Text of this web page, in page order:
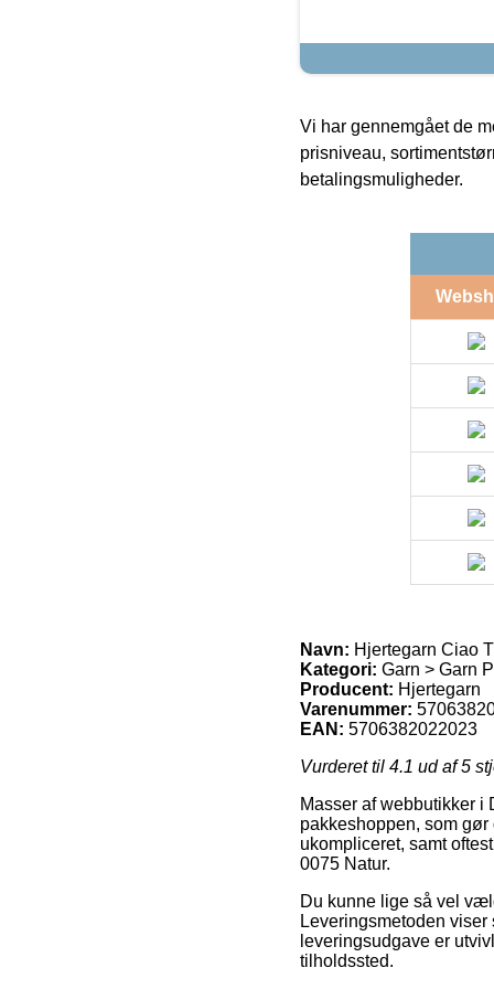
Vi har gennemgået de
prisniveau,
betalingsmuligheder.
Navn: Hjertegarn Ciao
Kategori: Garn > Garn
Producent: Hjertegarn
Varenummer:
EAN: 5706382022023
Vurderet til 4.1 ud af 5
Masser af webbutikker i
pakkeshoppen, som
ukompliceret, samt
0075 Natur.
Du kunne lige så vel
Leveringsmetoden
leveringsudgave er
tilholdssted.